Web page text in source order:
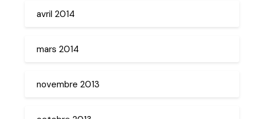
avril 2014
mars 2014
novembre 2013